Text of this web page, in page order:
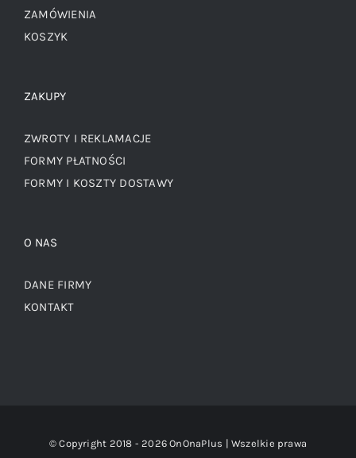
ZAMÓWIENIA
KOSZYK
ZAKUPY
ZWROTY I REKLAMACJE
FORMY PŁATNOŚCI
FORMY I KOSZTY DOSTAWY
O NAS
DANE FIRMY
KONTAKT
© Copyright 2018 - 2026 OnOnaPlus | Wszelkie prawa